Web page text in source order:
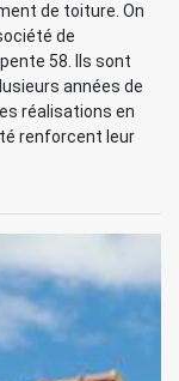
de toiture. On
de
58. Ils sont
années de
réalisations en
renforcent leur